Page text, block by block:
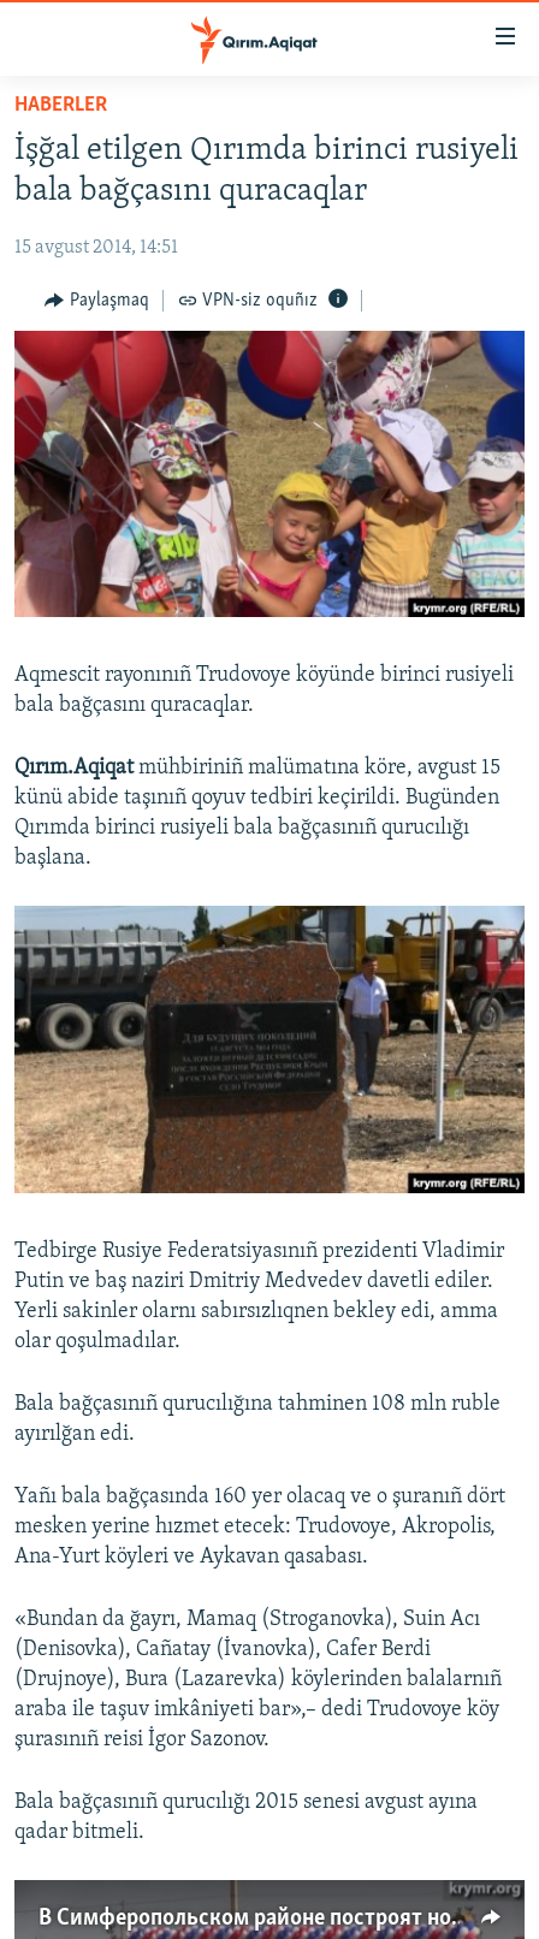
Esas
mündericege
qaytmaq
Baş
navigatsiyağa
qaytmaq
qaytmaq
HABERLER
SİYASET
İQTİSADİYAT
CEMİYET
MEDENİYET
İNSAN AQLARI
VİDEO
SÜRET
BLOGLAR
FİKİR
Русский
Українською
QOŞULIÑIZ!
RFE/RS bütün saytları
HABERLER
İşğal etilgen Qırımda birinci rusiyeli
bala bağçasını quracaqlar
15 avgust 2014, 14:51
Paylaşmaq VPN-siz oquñız
Aqmescit rayonınıñ Trudovoye köyünde birinci rusiyeli
bala bağçasını quracaqlar.
Qırım.Aqiqatmühbiriniñ malümatına köre, avgust 15
künü abide taşınıñ qoyuv tedbiri keçirildi. Bugünden
Qırımda birinci rusiyeli bala bağçasınıñ qurucılığı
başlana.
Tedbirge Rusiye Federatsiyasınıñ prezidenti Vladimir
Putin ve baş naziri Dmitriy Medvedev davetli ediler.
Yerli sakinler olarnı sabırsızlıqnen bekley edi, amma
olar qoşulmadılar.
Bala bağçasınıñ qurucılığına tahminen 108 mln ruble
ayırılğan edi.
Yañı bala bağçasında 160 yer olacaq ve o şuranıñ dört
mesken yerine hızmet etecek: Trudovoye, Akropolis,
Ana-Yurt köyleri ve Aykavan qasabası.
«Bundan da ğayrı, Mamaq (Stroganovka), Suin Acı
(Denisovka), Cañatay (İvanovka), Cafer Berdi
(Drujnoye), Bura (Lazarevka) köylerinden balalarnıñ
araba ile taşuv imkâniyeti bar»,– dedi Trudovoye köy
şurasınıñ reisi İgor Sazonov.
Bala bağçasınıñ qurucılığı 2015 senesi avgust ayına
qadar bitmeli.
В Симферопольском районе построят новый детский сад